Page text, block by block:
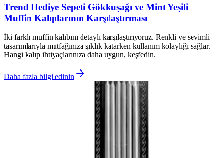
Trend Hediye Sepeti Gökkuşağı ve Mint Yeşili
Muffin Kalıplarının Karşılaştırması
İki farklı muffin kalıbını detaylı karşılaştırıyoruz. Renkli ve sevimli
tasarımlarıyla mutfağınıza şıklık katarken kullanım kolaylığı sağlar.
Hangi kalıp ihtiyaçlarınıza daha uygun, keşfedin.
Daha fazla bilgi edinin